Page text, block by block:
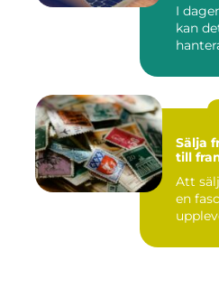
I
kan
Sälja
till
Att
en